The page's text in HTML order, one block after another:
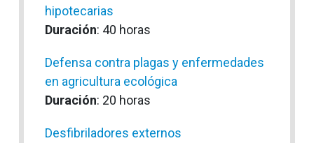
hipotecarias
Duración: 40 horas
Defensa contra plagas y enfermedades
en agricultura ecológica
Duración: 20 horas
Desfibriladores externos